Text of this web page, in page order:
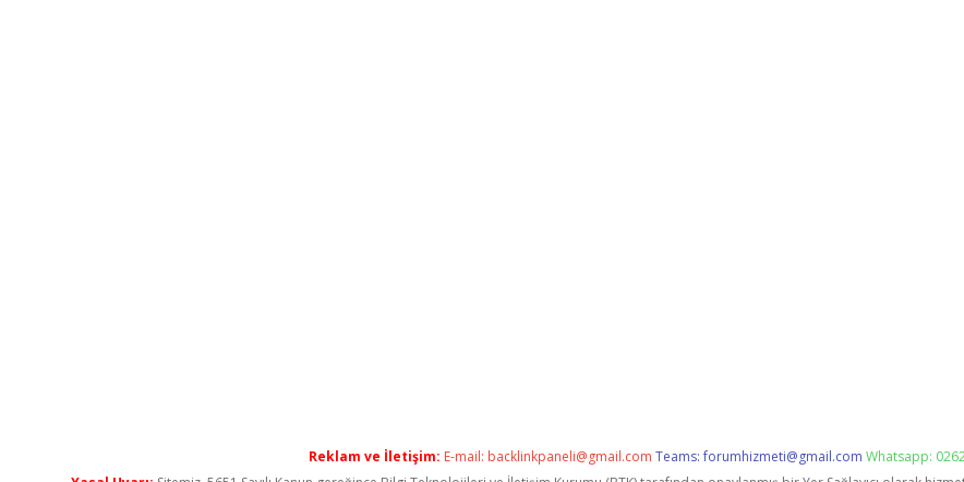
Reklam ve İletişim: E-mail: backlinkpaneli@gmail.com Teams:forumhizmeti@gmail.com Whatsapp: